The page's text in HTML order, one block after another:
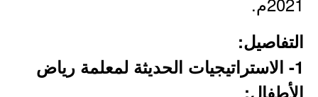
التفاصيل:
1- الاستراتيجيات الحديثة لمعلمة رياض
الأطفال: